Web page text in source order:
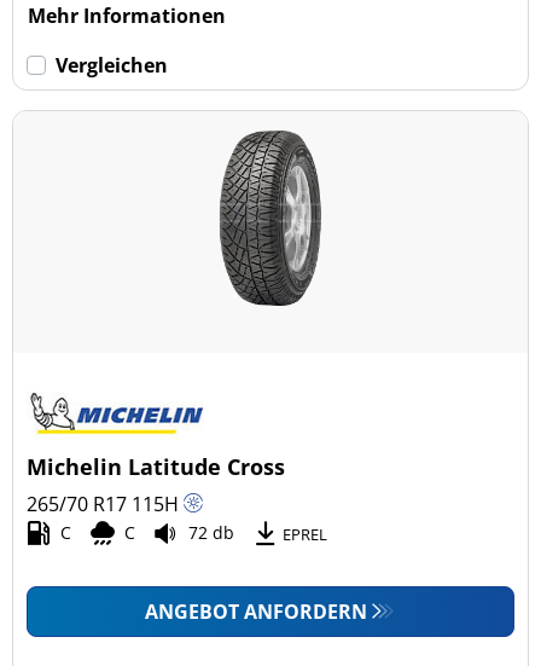
Mehr Informationen
Vergleichen
Michelin Latitude Cross
265/70 R17 115H
C C 72 db EPREL
ANGEBOT ANFORDERN